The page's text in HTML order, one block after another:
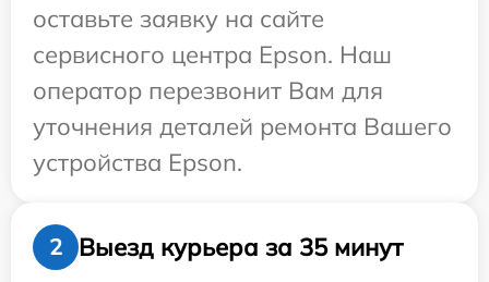
оставьте заявку на сайте
сервисного центра Epson. Наш
оператор перезвонит Вам для
уточнения деталей ремонта Вашего
устройства Epson.
2
Выезд курьера за 35 минут